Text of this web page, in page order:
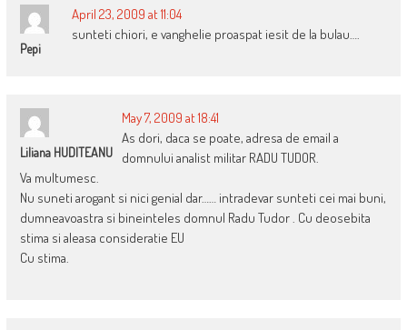
Pepi
April 23, 2009 at 11:04
sunteti chiori, e vanghelie proaspat iesit de la bulau….
Liliana HUDITEANU
May 7, 2009 at 18:41
As dori, daca se poate, adresa de email a
domnului analist militar RADU TUDOR.
Va multumesc.
Nu suneti arogant si nici genial dar…… intradevar sunteti cei mai buni,
dumneavoastra si bineinteles domnul Radu Tudor . Cu deosebita
stima si aleasa consideratie EU
Cu stima.